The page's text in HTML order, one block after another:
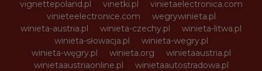
vignettepoland.pl
vinetki.pl
vinietaelectronica.com
vinieteelectronice.com
wegrywinieta.pl
winieta-austria.pl
winieta-czechy.pl
winieta-litwa.pl
winieta-słowacja.pl
winieta-wegry.pl
winieta-węgry.pl
winieta.org
winietaaustria.pl
winietaaustriaonline.pl
winietaautostradowa.pl